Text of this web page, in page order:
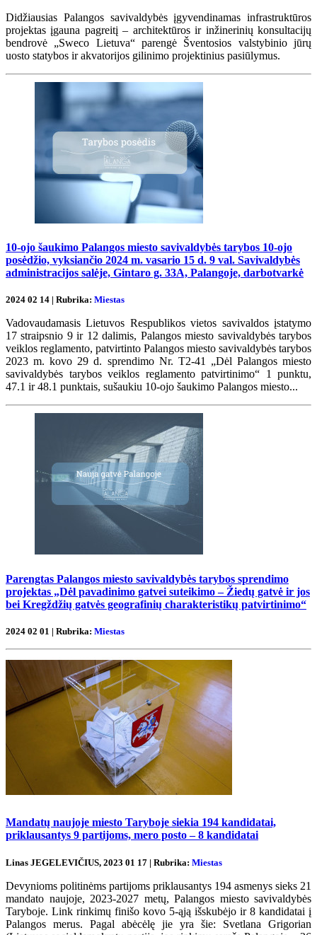
Didžiausias Palangos savivaldybės įgyvendinamas infrastruktūros
projektas įgauna pagreitį – architektūros ir inžinerinių konsultacijų
bendrovė „Sweco Lietuva“ parengė Šventosios valstybinio jūrų
uosto statybos ir akvatorijos gilinimo projektinius pasiūlymus.
10-ojo šaukimo Palangos miesto savivaldybės tarybos 10-ojo
posėdžio, vyksiančio 2024 m. vasario 15 d. 9 val. Savivaldybės
administracijos salėje, Gintaro g. 33A, Palangoje, darbotvarkė
2024 02 14 | Rubrika: Miestas
Vadovaudamasis Lietuvos Respublikos vietos savivaldos įstatymo
17 straipsnio 9 ir 12 dalimis, Palangos miesto savivaldybės tarybos
veiklos reglamento, patvirtinto Palangos miesto savivaldybės tarybos
2023 m. kovo 29 d. sprendimo Nr. T2-41 „Dėl Palangos miesto
savivaldybės tarybos veiklos reglamento patvirtinimo“ 1 punktu,
47.1 ir 48.1 punktais, sušaukiu 10-ojo šaukimo Palangos miesto...
Parengtas Palangos miesto savivaldybės tarybos sprendimo
projektas „Dėl pavadinimo gatvei suteikimo – Žiedų gatvė ir jos
bei Kregždžių gatvės geografinių charakteristikų patvirtinimo“
2024 02 01 | Rubrika: Miestas
Mandatų naujoje miesto Taryboje siekia 194 kandidatai,
priklausantys 9 partijoms, mero posto – 8 kandidatai
Linas JEGELEVIČIUS, 2023 01 17 | Rubrika: Miestas
Devynioms politinėms partijoms priklausantys 194 asmenys sieks 21
mandato naujoje, 2023-2027 metų, Palangos miesto savivaldybės
Taryboje. Link rinkimų finišo kovo 5-ąją išskubėjo ir 8 kandidatai į
Palangos merus. Pagal abėcėlę jie yra šie: Svetlana Grigorian